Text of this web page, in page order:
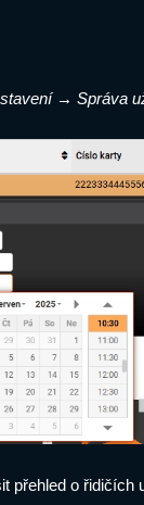
→ Správa
přehled o